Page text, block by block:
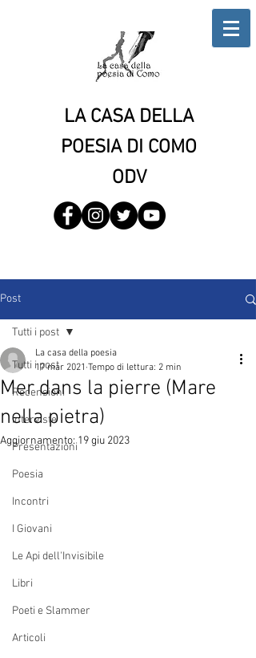
LA CASA DELLA
POESIA DI COMO
ODV
Post
Tutti i post
Recensioni
Interviste
Presentazioni
Poesia
Incontri
I Giovani
Le Api dell'Invisibile
Libri
Poeti e Slammer
Articoli
Tutti i post
Mer dans la pierre (Mare
nella pietra)
La casa della poesia
17 mar 2021 Tempo di lettura: 2 min
Aggiornamento:19 giu 2023